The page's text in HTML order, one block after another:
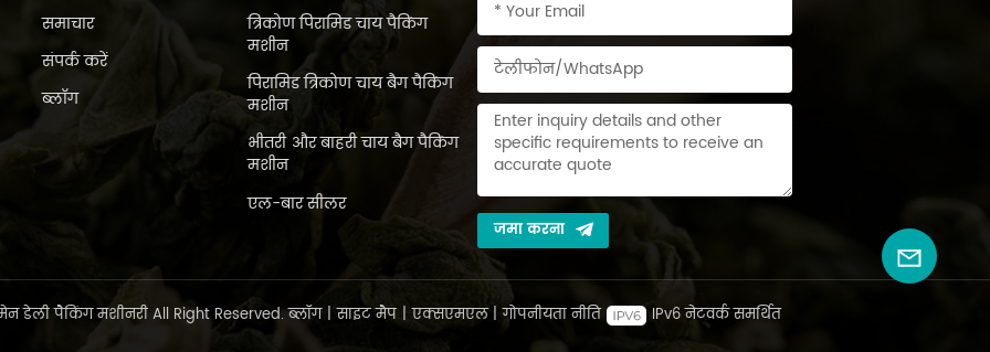
समाचार
संपर्क करें
ब्लॉग
त्रिकोण पिरामिड चाय पैकिंग
मशीन
पिरामिड त्रिकोण चाय बैग पैकिंग
मशीन
भीतरी और बाहरी चाय बैग पैकिंग
मशीन
एल-बार सीलर
जमा करना
डेली पैकिंग मशीनरी All Right Reserved. ब्लॉग | साइट मैप | एक्सएमएल | गोपनीयता नीति IPv6 नेटवर्क समर्थित